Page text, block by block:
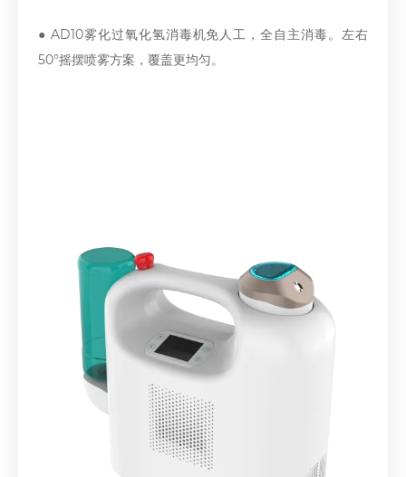
● AD10雾化过氧化氢消毒机免人工，全自主消毒。左右
50°摇摆喷雾方案，覆盖更均匀。